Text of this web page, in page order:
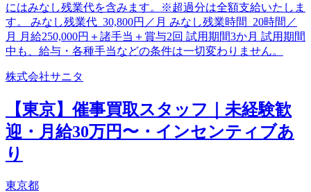
にはみなし残業代を含みます。※超過分は全額支給いたしま
す。 みなし残業代 30,800円／月 みなし残業時間 20時間／
月 月給250,000円＋諸手当＋賞与2回 試用期間3か月 試用期間
中も、給与・各種手当などの条件は一切変わりません。
株式会社サニタ
【東京】催事買取スタッフ｜未経験歓
迎・月給30万円〜・インセンティブあ
り
東京都